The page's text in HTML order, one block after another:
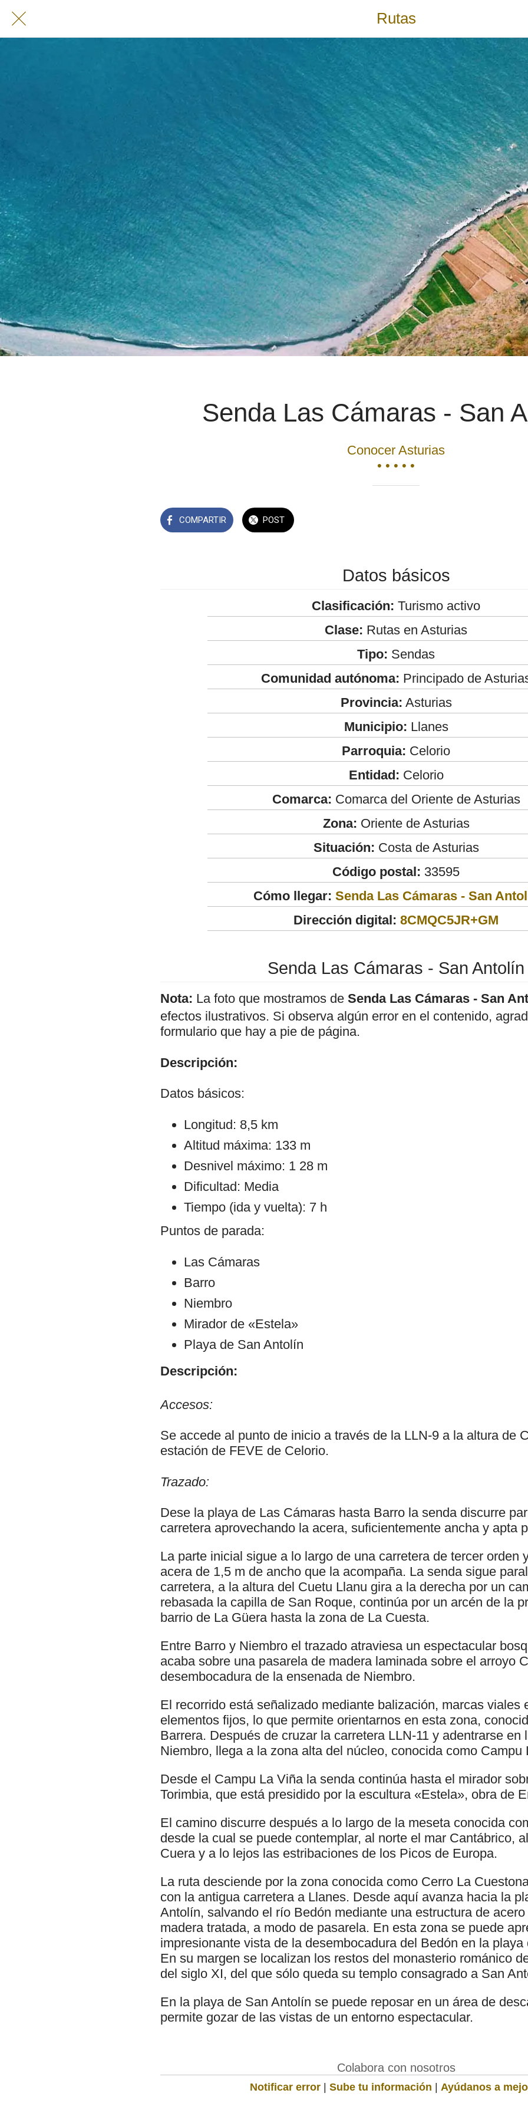
Rutas
Senda Las Cámaras - San
Conocer Asturias
• • • • •
COMPARTIR POST
Datos básicos
Clasificación: Turismo activo
Clase: Rutas en Asturias
Tipo: Sendas
Comunidad autónoma: Principado de
Provincia: Asturias
Municipio: Llanes
Parroquia: Celorio
Entidad: Celorio
Comarca: Comarca del Oriente de Asturias
Zona: Oriente de Asturias
Situación: Costa de Asturias
Código postal: 33595
Cómo llegar: Senda Las Cámaras - San
Dirección digital: 8CMQC5JR+GM
Senda Las Cámaras - San Antolín
Nota: La foto que mostramos de Senda Las Cámaras - San
efectos ilustrativos. Si observa algún error en el contenido,
formulario que hay a pie de página.
Descripción:
Datos básicos:
Longitud: 8,5 km
Altitud máxima: 133 m
Desnivel máximo: 1 28 m
Dificultad: Media
Tiempo (ida y vuelta): 7 h
Puntos de parada:
Las Cámaras
Barro
Niembro
Mirador de «Estela»
Playa de San Antolín
Descripción:
Accesos:
Se accede al punto de inicio a través de la LLN-9 a la altura de
estación de FEVE de Celorio.
Trazado:
Dese la playa de Las Cámaras hasta Barro la senda discurre
carretera aprovechando la acera, suficientemente ancha y apta
La parte inicial sigue a lo largo de una carretera de tercer orden
acera de 1,5 m de ancho que la acompaña. La senda sigue
carretera, a la altura del Cuetu Llanu gira a la derecha por un
rebasada la capilla de San Roque, continúa por un arcén de la
barrio de La Güera hasta la zona de La Cuesta.
Entre Barro y Niembro el trazado atraviesa un espectacular
acaba sobre una pasarela de madera laminada sobre el arroyo
desembocadura de la ensenada de Niembro.
El recorrido está señalizado mediante balización, marcas viales
elementos fijos, lo que permite orientarnos en esta zona,
Barrera. Después de cruzar la carretera LLN-11 y adentrarse en
Niembro, llega a la zona alta del núcleo, conocida como Campu
Desde el Campu La Viña la senda continúa hasta el mirador
Torimbia, que está presidido por la escultura «Estela», obra de
El camino discurre después a lo largo de la meseta conocida
desde la cual se puede contemplar, al norte el mar Cantábrico,
Cuera y a lo lejos las estribaciones de los Picos de Europa.
La ruta desciende por la zona conocida como Cerro La
con la antigua carretera a Llanes. Desde aquí avanza hacia la
Antolín, salvando el río Bedón mediante una estructura de
madera tratada, a modo de pasarela. En esta zona se puede
impresionante vista de la desembocadura del Bedón en la
En su margen se localizan los restos del monasterio románico
del siglo XI, del que sólo queda su templo consagrado a San
En la playa de San Antolín se puede reposar en un área de
permite gozar de las vistas de un entorno espectacular.
Colabora con nosotros
Notificar error | Sube tu información | Ayúdanos a